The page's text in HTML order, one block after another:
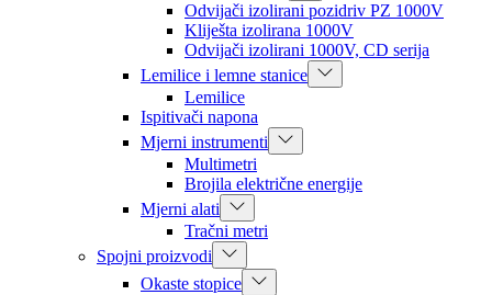
Odvijači izolirani pozidriv PZ 1000V
Kliješta izolirana 1000V
Odvijači izolirani 1000V, CD serija
Lemilice i lemne stanice
Lemilice
Ispitivači napona
Mjerni instrumenti
Multimetri
Brojila električne energije
Mjerni alati
Tračni metri
Spojni proizvodi
Okaste stopice